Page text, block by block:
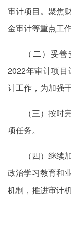
审计项目。聚焦
金审计等重点工
（二）妥
2022年审计项
计工作，为加强
（三）按
项任务。
（四）继
政治学习教育和
机制，推进审计